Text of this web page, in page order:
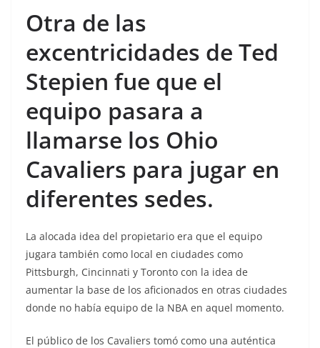
Otra de las
excentricidades de Ted
Stepien fue que el
equipo pasara a
llamarse los Ohio
Cavaliers para jugar en
diferentes sedes.
La alocada idea del propietario era que el equipo
jugara también como local en ciudades como
Pittsburgh, Cincinnati y Toronto con la idea de
aumentar la base de los aficionados en otras ciudades
donde no había equipo de la NBA en aquel momento.
El público de los Cavaliers tomó como una auténtica